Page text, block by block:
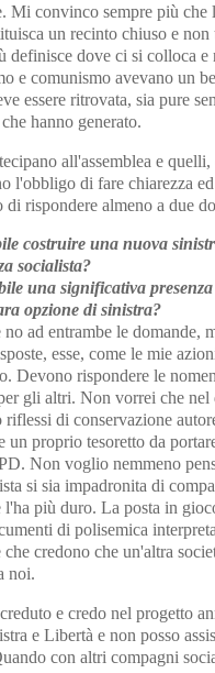
Mi convinco sempre più che
un recinto chiuso e non
definisce dove ci si colloca e
e comunismo avevano un
essere ritrovata, sia pure
hanno generato.
all'assemblea e quelli,
l'obbligo di fare chiarezza
di rispondere almeno a due
costruire una nuova
socialista?
una significativa
opzione di sinistra?
ad entrambe le domande,
esse, come le mie
Devono rispondere le
gli altri. Non vorrei che nel
di conservazione
un proprio tesoretto da
Non voglio nemmeno
si sia impadronita di
l'ha più duro. La posta in
di polisemica
credono che un'altra
noi.
e credo nel progetto
e Libertà e non posso
con altri compagni